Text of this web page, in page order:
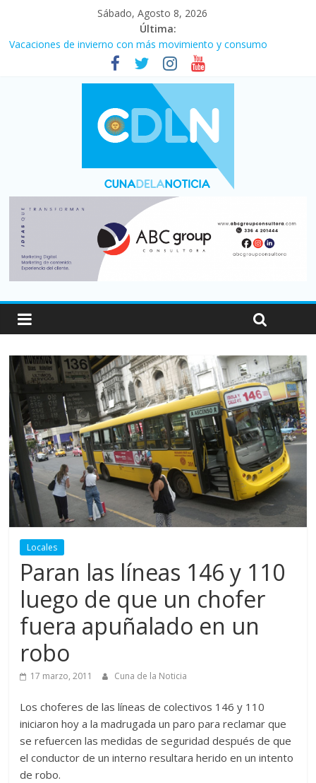
Sábado, Agosto 8, 2026
Última:
Vacaciones de invierno con más movimiento y consumo
turístico: 4,6 millones de personas viajaron por el país, un 5,9%
Fuerte caída de la venta de autos usados en julio: bajó un 12,6%
Central venció 1 a 0 al River de Coudet en el Monumental
La morosidad alcanzó su nivel más alto en dos décadas y ya
Desde que asumió Milei cerraron 41.000 kioscos: el sector
denuncia crisis como en 2001
Locales
Paran las líneas 146 y 110
luego de que un chofer
fuera apuñalado en un
robo
17 marzo, 2011 Cuna de la Noticia
Los choferes de las líneas de colectivos 146 y 110
iniciaron hoy a la madrugada un paro para reclamar que
se refuercen las medidas de seguridad después de que
el conductor de un interno resultara herido en un intento
de robo.